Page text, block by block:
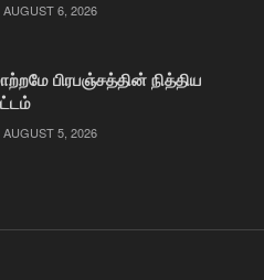
AUGUST 6, 2026
பிரபஞ்சத்தின் நித்திய
AUGUST 5, 2026